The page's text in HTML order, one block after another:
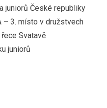
juniorů České republiky
– 3. místo v družstvech
Svatavě
juniorů